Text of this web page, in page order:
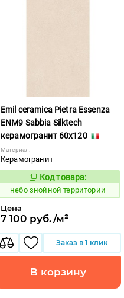
Emil ceramica Pietra Essenza
ENM9 Sabbia Silktech
керамогранит 60x120
Материал:
Керамогранит
1113479
Код товара:
небо знойной территории
Цена
7 100 руб./м²
Заказ в 1 клик
В корзину